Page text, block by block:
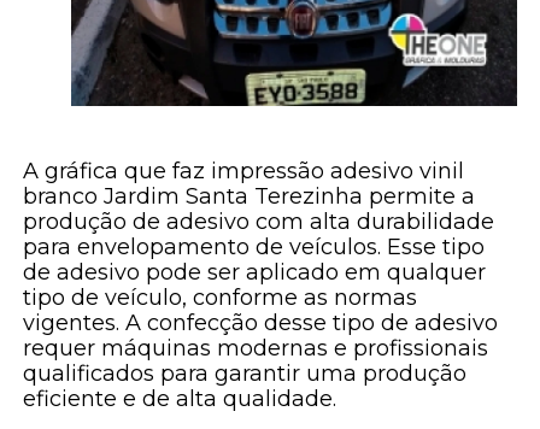
A gráfica que faz impressão adesivo vinil
branco Jardim Santa Terezinha permite a
produção de adesivo com alta durabilidade
para envelopamento de veículos. Esse tipo
de adesivo pode ser aplicado em qualquer
tipo de veículo, conforme as normas
vigentes. A confecção desse tipo de adesivo
requer máquinas modernas e profissionais
qualificados para garantir uma produção
eficiente e de alta qualidade.